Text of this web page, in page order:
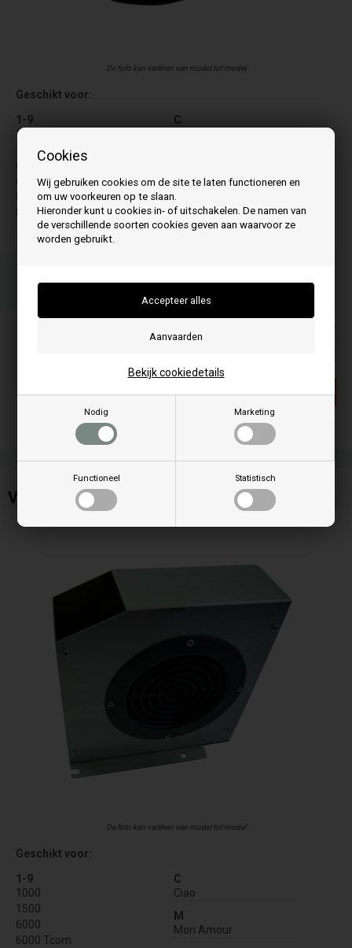
Cookies
Wij gebruiken cookies om de site te laten functioneren en
om uw voorkeuren op te slaan.
Hieronder kunt u cookies in- of uitschakelen. De namen van
de verschillende soorten cookies geven aan waarvoor ze
worden gebruikt.
Nodig Marketing
Functioneel Statistisch
Bekijk cookiedetails
De foto kan variëren van model tot model
Geschikt voor:
1-9
1000
1500
6000
6000 Tcom
8000
8000 Tcom
C
Uw bestelling wordt opgestuurd mandag
De prijzen zijn inclusief BTW
EUR
Geen voorraad meer
Geen voorraad meer
Ventilator voor Thermorossi
De foto kan variëren van model tot model
Geschikt voor:
1-9
1000
1500
6000
6000 Tcom
C
Ciao
M
Mon Amour